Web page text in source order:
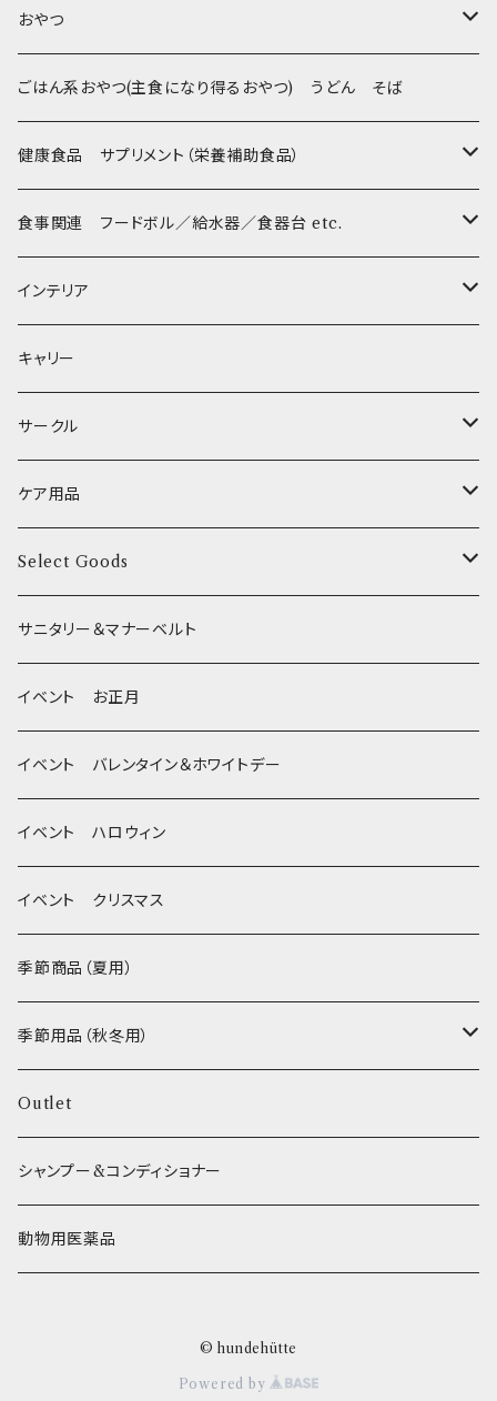
Sサイズ(テープ幅1.5cm) _ ハーネス&リードセット
XSサイズ(テープ幅1.0cm) _ ハーネス&リードセット
XSサイズ(テープ幅1.0cm) _ 首輪
Collar & Leash - XS（超小型犬・幼犬用）
Harness & Leash - XS（超小型犬･幼犬用）
フントヒュッテオリジナル Woven
Harness & Leash - XS
Collar & Leash Set - S
セレクト
幼犬・超小型犬用 _ 幅1.0cm
小型犬用 _ 幅1.5cm
flexi フレキシリード(伸縮リード)
ライト
etc.
BESTEVER / ベストエバー
iDog&iCat
ぬいぐるみ
ラテックスTOY
PomPreece / ポンポリース
デンタル
etc.
BITE ME
おやつ
Bon・rupa(ボンルパ)
京
Bonpuchi
職人の味
ジャーキー
和菓子
愛犬の健康おやつ
POCHETINO
etc.
季節限定 お正月
季節限定 バレンタイン&ホワイトデー
季節限定 夏
季節限定 ハロウィン
季節限定 クリスマス
Wonderful Kitchen / (旧)P-ball
MEAT
FISH
グルテンフリー！ _ DOG TREE
ヒマラヤチーズ！ _ loasis
わんのはな
エリール
O.C.Farm
ごはん系おやつ(主食になり得るおやつ) うどん そば
健康食品 サプリメント（栄養補助食品）
涙やけ対策
健康維持
食糞防止
食事関連 フードボル／給水器／食器台 etc.
フードボウル
給水器
食器台
インテリア
カドラー／ベッド
トイレ
キャリー
サークル
サークル
サークルカバー
ケア用品
ブラシ類
デンタルケア
除菌・抗菌・消臭
耳
静電気防止スプレー
Select Goods
Bichon Frise
サニタリー＆マナーベルト
イベント お正月
イベント バレンタイン＆ホワイトデー
イベント ハロウィン
イベント クリスマス
季節商品（夏用）
季節用品（秋冬用）
ヒーター
Outlet
シャンプー&コンディショナー
動物用医薬品
© hundehütte
Powered by